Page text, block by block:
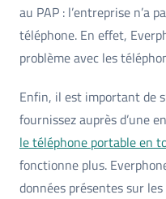
au PAP : l’entreprise n’a
téléphone. En effet,
problème avec les
Enfin, il est important de
fournissez auprès d’une
le téléphone portable en
fonctionne plus.
données présentes sur